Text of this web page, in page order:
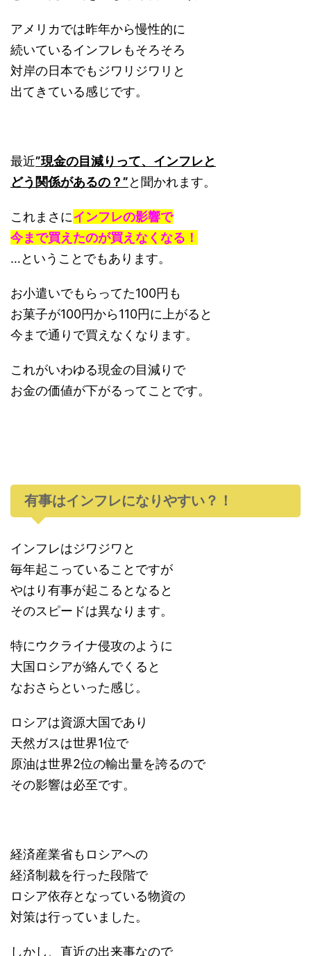
アメリカでは昨年から慢性的に
続いているインフレもそろそろ
対岸の日本でもジワリジワリと
出てきている感じです。
最近”現金の目減りって、インフレと
どう関係があるの？”と聞かれます。
これまさにインフレの影響で
今まで買えたのが買えなくなる！
…ということでもあります。
お小遣いでもらってた100円も
お菓子が100円から110円に上がると
今まで通りで買えなくなります。
これがいわゆる現金の目減りで
お金の価値が下がるってことです。
有事はインフレになりやすい？！
インフレはジワジワと
毎年起こっていることですが
やはり有事が起こるとなると
そのスピードは異なります。
特にウクライナ侵攻のように
大国ロシアが絡んでくると
なおさらといった感じ。
ロシアは資源大国であり
天然ガスは世界1位で
原油は世界2位の輸出量を誇るので
その影響は必至です。
経済産業省もロシアへの
経済制裁を行った段階で
ロシア依存となっている物資の
対策は行っていました。
しかし、直近の出来事なので